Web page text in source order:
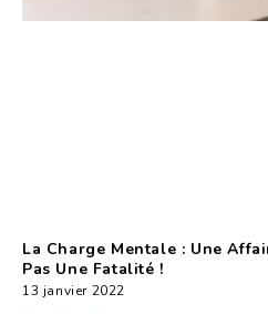
La Charge Mentale : Une
Pas Une Fatalité !
13 janvier 2022